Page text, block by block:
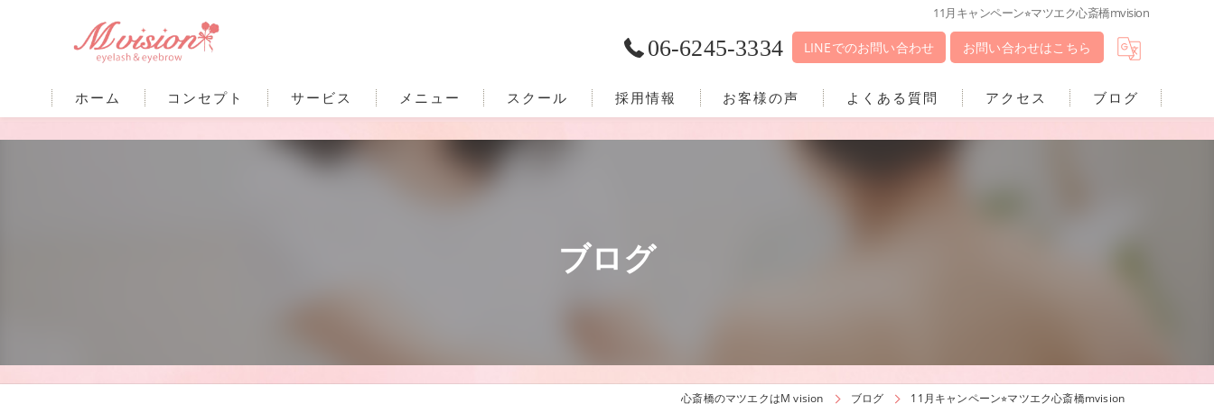
11月キャンペーン⭐︎マツエク心斎橋mvision
06-6245-3334 LINEでのお問い合わせ お問い合わせはこちら
ホーム コンセプト サービス メニュー スクール 採用情報 お客様の声 よくある質問 アクセス ブログ
ブログ
心斎橋のマツエクはM vision ブログ 11月キャンペーン⭐︎マツエク心斎橋mvision